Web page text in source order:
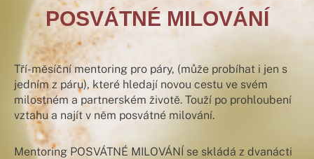
POSVÁTNÉ MILOVÁNÍ
Tří-měsíční mentoring pro páry, (může probíhat i jen s
jedním z páru), které hledají novou cestu ve svém
milostném a partnerském životě. Touží po prohloubení
vztahu a najít v něm posvátné milování.
Mentoring POSVÁTNÉ MILOVÁNÍ se skládá z dvanácti